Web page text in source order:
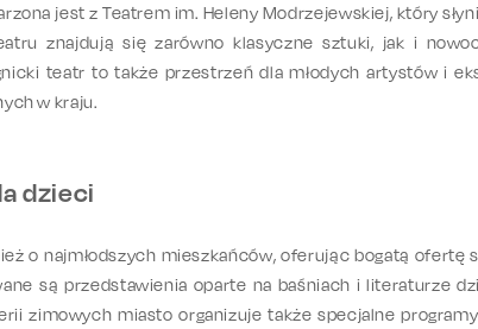
jest z Teatrem im. Heleny Modrzejewskiej, który
znajdują się zarówno klasyczne sztuki, jak i
teatr to także przestrzeń dla młodych artystów i
w kraju.
dzieci
o najmłodszych mieszkańców, oferując bogatą
są przedstawienia oparte na baśniach i literaturze
zimowych miasto organizuje także specjalne